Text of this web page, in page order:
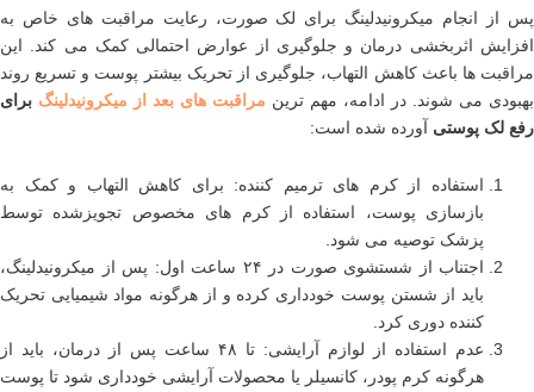
پس از انجام میکرونیدلینگ برای لک صورت، رعایت مراقبت های خاص به
افزایش اثربخشی درمان و جلوگیری از عوارض احتمالی کمک می کند. این
مراقبت ها باعث کاهش التهاب، جلوگیری از تحریک بیشتر پوست و تسریع روند
بهبودی می شوند. در ادامه، مهم ترین مراقبت های بعد از میکرونیدلینگ برای
رفع لک پوستی آورده شده است:
استفاده از کرم های ترمیم کننده: برای کاهش التهاب و کمک به
بازسازی پوست، استفاده از کرم های مخصوص تجویزشده توسط
پزشک توصیه می شود.
اجتناب از شستشوی صورت در ۲۴ ساعت اول: پس از میکرونیدلینگ،
باید از شستن پوست خودداری کرده و از هرگونه مواد شیمیایی تحریک
کننده دوری کرد.
عدم استفاده از لوازم آرایشی: تا ۴۸ ساعت پس از درمان، باید از
هرگونه کرم پودر، کانسیلر یا محصولات آرایشی خودداری شود تا پوست